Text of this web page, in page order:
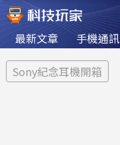
最新文章 手機通訊
Sony紀念耳機開箱